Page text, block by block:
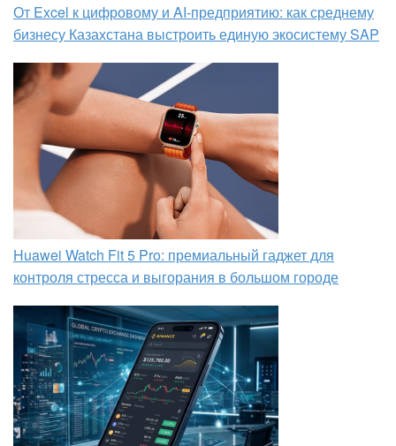
От Excel к цифровому и AI‑предприятию: как среднему
бизнесу Казахстана выстроить единую экосистему SAP
Huawei Watch Fit 5 Pro: премиальный гаджет для
контроля стресса и выгорания в большом городе